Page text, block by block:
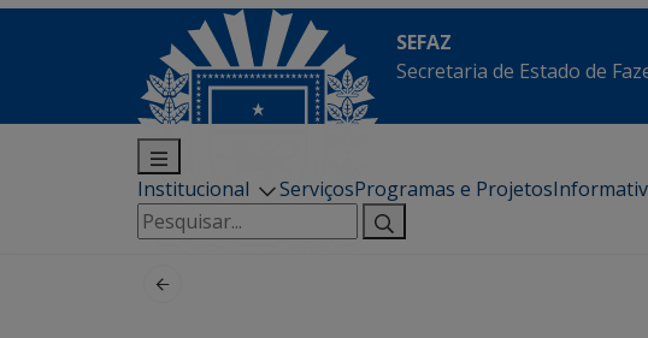
SEFAZ
Secretaria de Estado de
Institucional ServiçosProgramas e Projetos
Pesquisar
por: